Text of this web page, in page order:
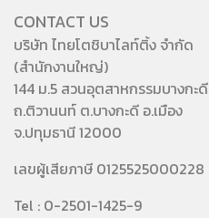
CONTACT US
บริษัท ไทยโตชิบาไลท์ติ้ง จำกัด
(สำนักงานใหญ่)
144 ม.5 สวนอุตสาหกรรมบางกะดี
ถ.ติวานนท์ ต.บางกะดี อ.เมือง
จ.ปทุมธานี 12000
เลขผู้เสียภาษี 0125525000228
Tel : 0-2501-1425-9